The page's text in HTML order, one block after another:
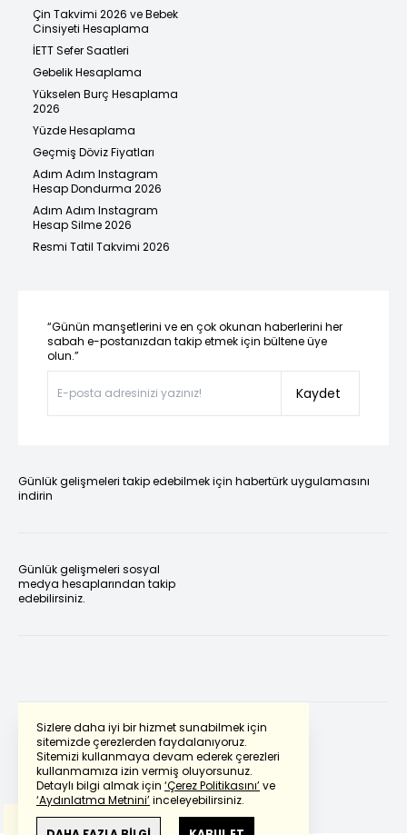
Sizlere daha iyi bir hizmet sunabilmek için
sitemizde çerezlerden faydalanıyoruz.
Sitemizi kullanmaya devam ederek çerezleri
kullanmamıza izin vermiş oluyorsunuz.
Detaylı bilgi almak için ‘Çerez Politikasını’ve
‘Aydınlatma Metnini’inceleyebilirsiniz.
Çin Takvimi 2026 ve Bebek
Cinsiyeti Hesaplama
İETT Sefer Saatleri
Gebelik Hesaplama
Yükselen Burç Hesaplama
2026
Yüzde Hesaplama
Geçmiş Döviz Fiyatları
Adım Adım Instagram
Hesap Dondurma 2026
Adım Adım Instagram
Hesap Silme 2026
Resmi Tatil Takvimi 2026
“Günün manşetlerini ve en çok okunan haberlerini her
sabah e-postanızdan takip etmek için bültene üye
olun.”
Kaydet
Günlük gelişmeleri takip edebilmek için habertürk uygulamasını
indirin
Günlük gelişmeleri sosyal
medya hesaplarından takip
edebilirsiniz.
Powered by Translate
Bu çevirideGoogle Transletekullanılmıştır.